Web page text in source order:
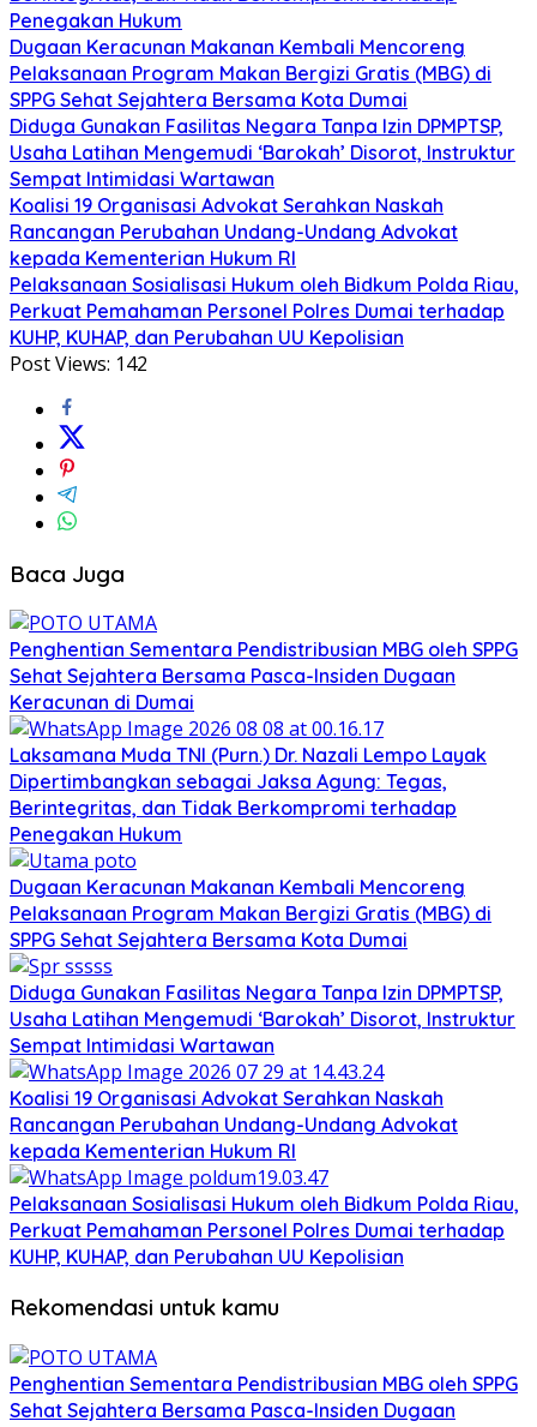
Penegakan Hukum
Dugaan Keracunan Makanan Kembali Mencoreng
Pelaksanaan Program Makan Bergizi Gratis (MBG) di
SPPG Sehat Sejahtera Bersama Kota Dumai
Diduga Gunakan Fasilitas Negara Tanpa Izin DPMPTSP,
Usaha Latihan Mengemudi ‘Barokah’ Disorot, Instruktur
Sempat Intimidasi Wartawan
Koalisi 19 Organisasi Advokat Serahkan Naskah
Rancangan Perubahan Undang-Undang Advokat
kepada Kementerian Hukum RI
Pelaksanaan Sosialisasi Hukum oleh Bidkum Polda Riau,
Perkuat Pemahaman Personel Polres Dumai terhadap
KUHP, KUHAP, dan Perubahan UU Kepolisian
Post Views: 142
Baca Juga
Penghentian Sementara Pendistribusian MBG oleh SPPG
Sehat Sejahtera Bersama Pasca-Insiden Dugaan
Keracunan di Dumai
Laksamana Muda TNI (Purn.) Dr. Nazali Lempo Layak
Dipertimbangkan sebagai Jaksa Agung: Tegas,
Berintegritas, dan Tidak Berkompromi terhadap
Penegakan Hukum
Dugaan Keracunan Makanan Kembali Mencoreng
Pelaksanaan Program Makan Bergizi Gratis (MBG) di
SPPG Sehat Sejahtera Bersama Kota Dumai
Diduga Gunakan Fasilitas Negara Tanpa Izin DPMPTSP,
Usaha Latihan Mengemudi ‘Barokah’ Disorot, Instruktur
Sempat Intimidasi Wartawan
Koalisi 19 Organisasi Advokat Serahkan Naskah
Rancangan Perubahan Undang-Undang Advokat
kepada Kementerian Hukum RI
Pelaksanaan Sosialisasi Hukum oleh Bidkum Polda Riau,
Perkuat Pemahaman Personel Polres Dumai terhadap
KUHP, KUHAP, dan Perubahan UU Kepolisian
Rekomendasi untuk kamu
Penghentian Sementara Pendistribusian MBG oleh SPPG
Sehat Sejahtera Bersama Pasca-Insiden Dugaan